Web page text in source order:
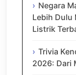
Negara
Lebih Dulu
Listrik
Trivia
2026: Dari